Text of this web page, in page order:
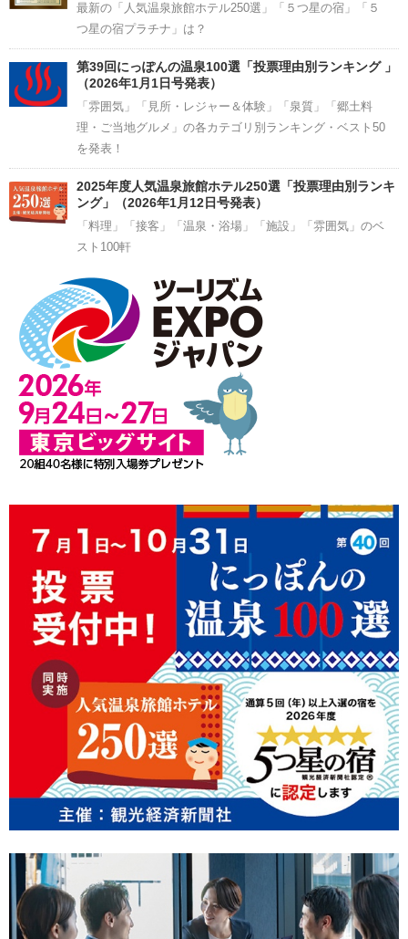
最新の「人気温泉旅館ホテル250選」「５つ星の宿」「５
つ星の宿プラチナ」は？
第39回にっぽんの温泉100選「投票理由別ランキング 」
（2026年1月1日号発表）
「雰囲気」「見所・レジャー＆体験」「泉質」「郷土料
理・ご当地グルメ」の各カテゴリ別ランキング・ベスト50
を発表！
2025年度人気温泉旅館ホテル250選「投票理由別ランキ
ング」（2026年1月12日号発表）
「料理」「接客」「温泉・浴場」「施設」「雰囲気」のベ
スト100軒